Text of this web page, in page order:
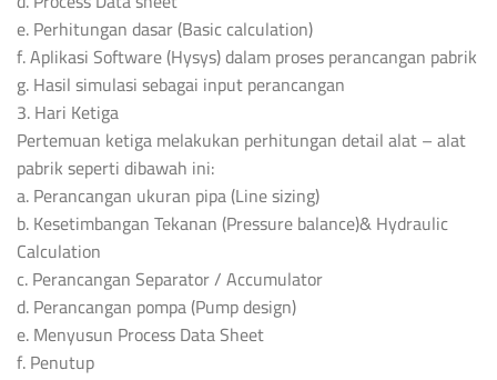
e. Perhitungan dasar (Basic calculation)
f. Aplikasi Software (Hysys) dalam proses perancangan pabrik
g. Hasil simulasi sebagai input perancangan
3. Hari Ketiga
Pertemuan ketiga melakukan perhitungan detail alat – alat
pabrik seperti dibawah ini:
a. Perancangan ukuran pipa (Line sizing)
b. Kesetimbangan Tekanan (Pressure balance)& Hydraulic
Calculation
c. Perancangan Separator / Accumulator
d. Perancangan pompa (Pump design)
e. Menyusun Process Data Sheet
f. Penutup